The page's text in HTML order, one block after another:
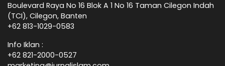
Boulevard Raya No 16 Blok A 1 No 16 Taman Cilegon Indah
(TCI), Cilegon, Banten
+62 813-1029-0583
Info Iklan :
+62 821-2000-0527